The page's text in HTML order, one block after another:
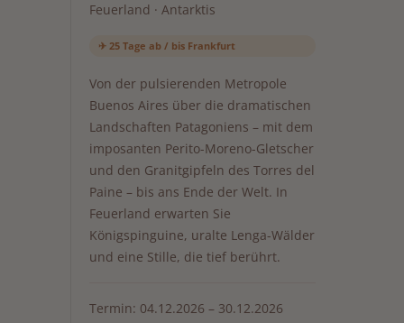
Feuerland · Antarktis
✈ 25 Tage ab / bis Frankfurt
Von der pulsierenden Metropole
Buenos Aires über die dramatischen
Landschaften Patagoniens – mit dem
imposanten Perito-Moreno-Gletscher
und den Granitgipfeln des Torres del
Paine – bis ans Ende der Welt. In
Feuerland erwarten Sie
Königspinguine, uralte Lenga-Wälder
und eine Stille, die tief berührt.
Termin: 04.12.2026 – 30.12.2026